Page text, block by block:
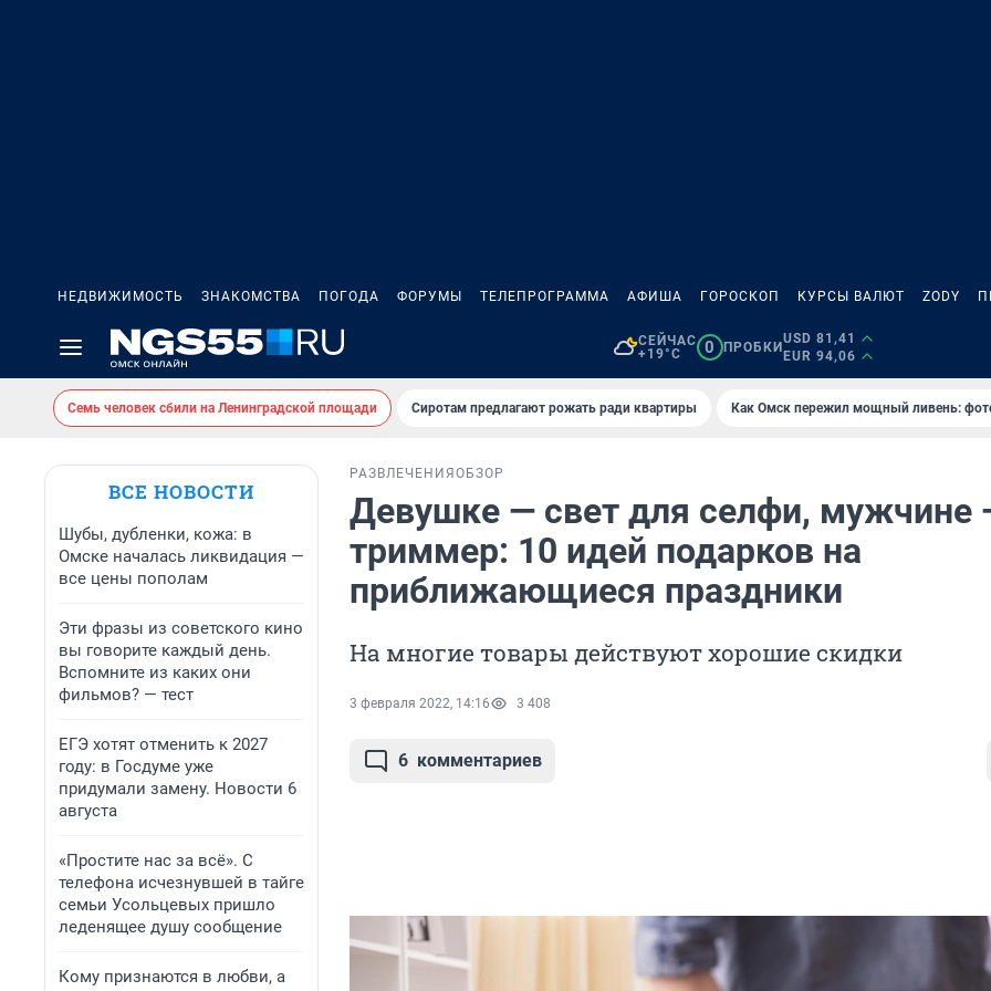
НЕДВИЖИМОСТЬ ЗНАКОМСТВА ПОГОДА ФОРУМЫ ТЕЛЕПРОГРАММА АФИША ГОРОСКОП КУРСЫ ВАЛЮТ ZODY
СЕЙЧАС
+19°C
0 ПРОБКИ
USD 81,41
EUR 94,06
Семь человек сбили на Ленинградской площади Сиротам предлагают рожать ради квартиры Как Омск пережил мощный ливень:
ВСЕ НОВОСТИ
Шубы, дубленки, кожа: в
Омске началась ликвидация —
все цены пополам
Эти фразы из советского кино
вы говорите каждый день.
Вспомните из каких они
фильмов? — тест
ЕГЭ хотят отменить к 2027
году: в Госдуме уже
придумали замену. Новости 6
августа
«Простите нас за всё». С
телефона исчезнувшей в тайге
семьи Усольцевых пришло
леденящее душу сообщение
Кому признаются в любви, а
РАЗВЛЕЧЕНИЯ ОБЗОР
Девушке — свет для селфи, мужчине
триммер: 10 идей подарков на
приближающиеся праздники
На многие товары действуют хорошие скидки
3 февраля 2022, 14:16 3 408
6 комментариев